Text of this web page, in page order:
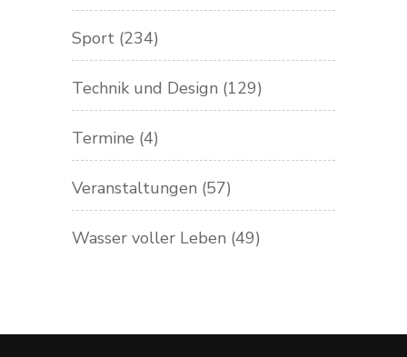
Sport (234)
Technik und Design (129)
Termine (4)
Veranstaltungen (57)
Wasser voller Leben (49)